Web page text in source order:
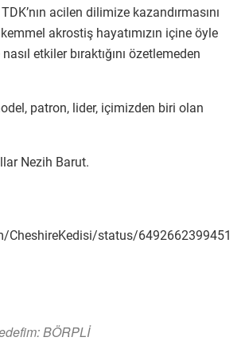
acilen dilimize kazandırmasını
akrostiş hayatımızın içine öyle
etkiler bıraktığını özetlemeden
patron, lider, içimizden biri olan
Nezih Barut.
CheshireKedisi/status/6492662399451
BÖRPLİ